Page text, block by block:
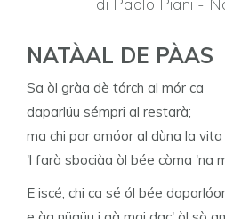
NATÀAL DE PÀAS
Sa òl gràa dè tórch al mór ca
daparlüu sémpri al restarà;
ma chi par amóor al dùna la vita
'l farà sbociàa òl bée còma 'na
E iscé, chi ca sé ól bée